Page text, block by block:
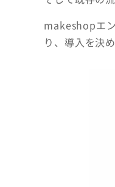
makeshopエ
り、導入を決